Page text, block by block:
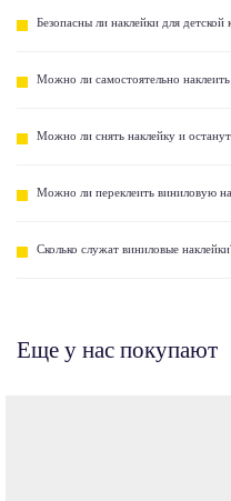
Безопасны ли наклейки для детской
Можно ли самостоятельно
Можно ли снять наклейку и
Можно ли переклеить виниловую
Сколько служат виниловые
Еще у нас покупают